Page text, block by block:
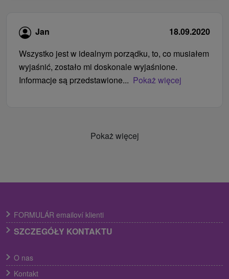
Jan
18.09.2020
Wszystko jest w idealnym porządku, to, co musiałem
wyjaśnić, zostało mi doskonale wyjaśnione.
Informacje są przedstawione... Pokaż więcej
Pokaż więcej
FORMULÁR emailoví klienti
SZCZEGÓŁY KONTAKTU
O nas
Kontakt